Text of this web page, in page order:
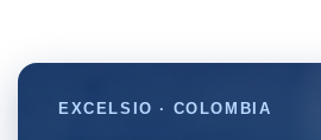
EXCELSIO · COLOMBIA